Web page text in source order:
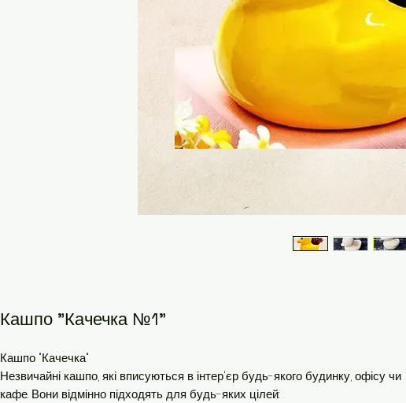
Кашпо "Качечка №1"
Кашпо "Качечка"
Незвичайні кашпо, які вписуються в інтер'єр будь-якого будинку, офісу чи
кафе. Вони відмінно підходять для будь-яких цілей: